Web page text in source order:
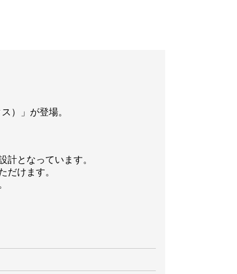
）」が登場。
計となっています。
だけます。